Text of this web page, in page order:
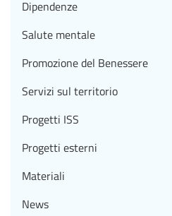
Dipendenze
Salute mentale
Promozione del Benessere
Servizi sul territorio
Progetti ISS
Progetti esterni
Materiali
News